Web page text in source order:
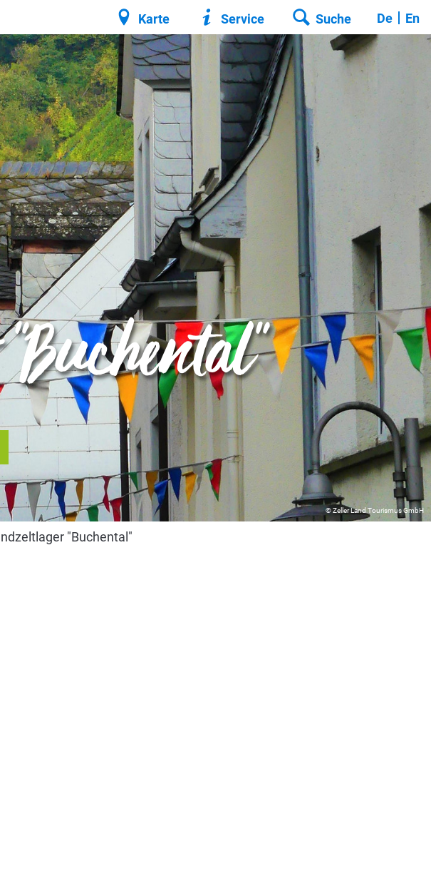
Karte Service Suche De En
© Zeller Land Tourismus GmbH
"Buchental"